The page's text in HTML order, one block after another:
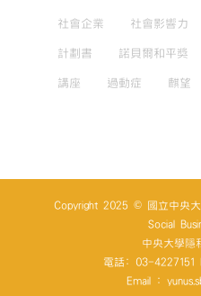
社會企業 社會影響力
計劃書 諾貝爾和平獎
講座 過動症 麒望
Copyright 2025 © 國立中央
Social
中央大學隱
電話: 03-4227151
Email :